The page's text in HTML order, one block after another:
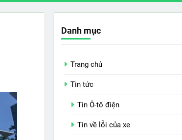
Danh mục
Trang chủ
Tin tức
Tin Ô-tô điện
Tin về lỗi của xe